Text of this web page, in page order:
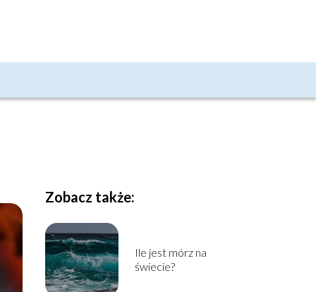
Zobacz także:
Ile jest mórz na
świecie?